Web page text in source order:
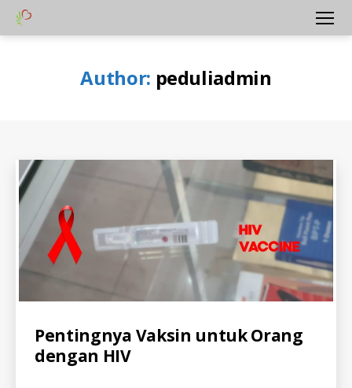
Yayasan
Menu
Author: peduliadmin
Categories
A
L
L
-
Pentingnya Vaksin untuk Orang
dengan HIV